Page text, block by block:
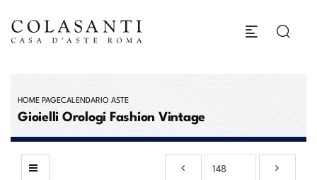
HOME PAGECALENDARIO ASTE
Gioielli Orologi Fashion Vintage